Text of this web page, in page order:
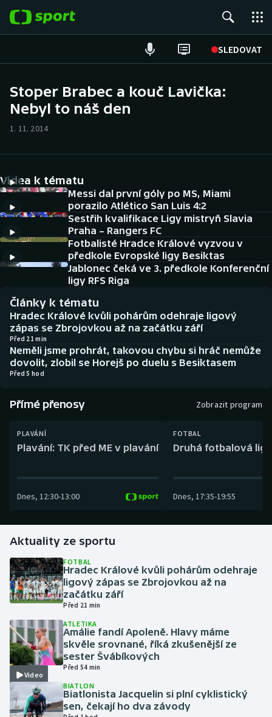
SLEDOVAT
Hokej
Cyklistika
DALŠÍ SPORTY
Americký fotbal
Baseball a softbal
Basketbal
Biatlon
Boby a skeleton
Box
Curling
Golf
Gymnastika
Házená
Jezdectví
Judo
Krasobruslení
NEPŘEHLÉDNĚTE
Historické návraty
Aplikace ČT sport
AZ kvíz
Stoper Brabec a kouč Lavička:
Nebyl to náš den
1. 11. 2014
Videa k tématu
Messi dal první góly po MS, Miami
porazilo Atlético San Luis 4:2
Sestřih kvalifikace Ligy mistryň Slavia
Praha – Rangers FC
Fotbalisté Hradce Králové vyzvou v
předkole Evropské ligy Besiktas
Jablonec čeká ve 3. předkole Konferenční
ligy RFS Riga
Články k tématu
Hradec Králové kvůli pohárům odehraje ligový
zápas se Zbrojovkou až na začátku září
Před 21 min
Neměli jsme prohrát, takovou chybu si hráč nemůže
dovolit, zlobil se Horejš po duelu s Besiktasem
Před 5 hod
Přímé přenosy Zobrazit program
PLAVÁNÍ
Plavání: TK před ME v plavání
Dnes, 12:30-13:00
FOTBAL
Druhá fotbalová
Dnes, 17:35-19:55
Aktuality ze sportu
FOTBAL
Hradec Králové kvůli pohárům odehraje
ligový zápas se Zbrojovkou až na
začátku září
Před 21 min
Video
ATLETIKA
Amálie fandí Apoleně. Hlavy máme
skvěle srovnané, říká zkušenější ze
sester Švábíkových
Před 54 min
BIATLON
Biatlonista Jacquelin si plní cyklistický
sen, čekají ho dva závody